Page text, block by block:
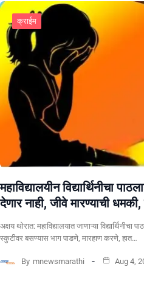
क्राईम
महाविद्यालयीन विद्यार्थिनीचा
देणार नाही, जीवे मारण्याची
अक्षय थोरात: महाविद्यालयात जाणाऱ्या
स्कुटीवर बसण्यास भाग पाडणे, मारहाण करणे, हात…
By mnewsmarathi Aug 4,